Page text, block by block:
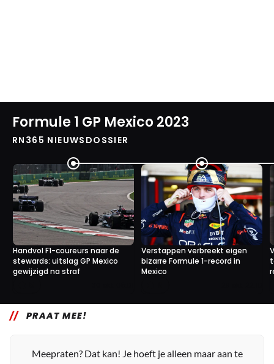
Formule 1 GP Mexico 2023
RN365 NIEUWSDOSSIER
Handvol F1-coureurs naar de
stewards: uitslag GP Mexico
gewijzigd na straf
Verstappen verbreekt eigen
bizarre Formule 1-record in
Mexico
PRAAT MEE!
Meepraten? Dat kan! Je hoeft je alleen maar aan te